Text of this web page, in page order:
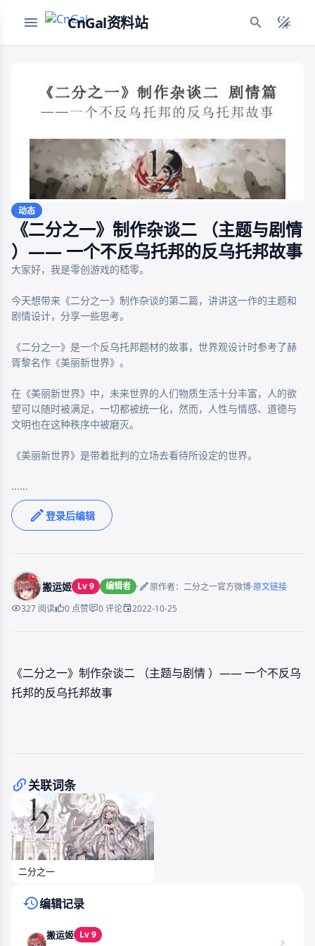
CnGal资料站
动态
《二分之一》制作杂谈二 （主题与剧情
）—— 一个不反乌托邦的反乌托邦故事
大家好，我是零创游戏的嵇零。
今天想带来《二分之一》制作杂谈的第二篇，讲讲这一作的主题和
剧情设计，分享一些思考。
《二分之一》是一个反乌托邦题材的故事，世界观设计时参考了赫
胥黎名作《美丽新世界》。
在《美丽新世界》中，未来世界的人们物质生活十分丰富，人的欲
望可以随时被满足，一切都被统一化，然而，人性与情感、道德与
文明也在这种秩序中被磨灭。
《美丽新世界》是带着批判的立场去看待所设定的世界。
......
登录后编辑
搬运姬 Lv 9 编辑者 · 原作者：二分之一官方微博·原文链接
327 阅读
0 点赞 0 评论 2022-10-25
《二分之一》制作杂谈二 （主题与剧情 ）—— 一个不反乌
托邦的反乌托邦故事
关联词条
二分之一
编辑记录
搬运姬 Lv 9